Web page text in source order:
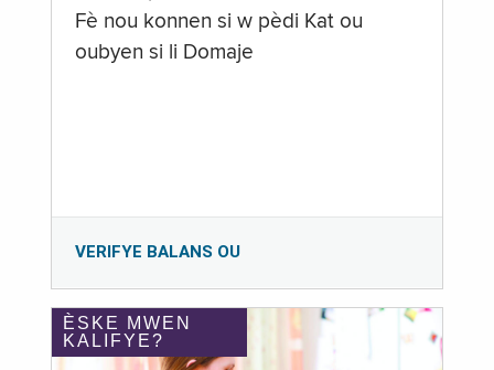
Fè nou konnen si w pèdi Kat ou
oubyen si li Domaje
VERIFYE BALANS OU
ÈSKE MWEN
KALIFYE?